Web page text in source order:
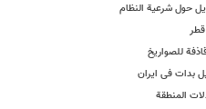
حول شرعیة النظام
قطر
للصواریخ
بدات فی ایران
المنطقة